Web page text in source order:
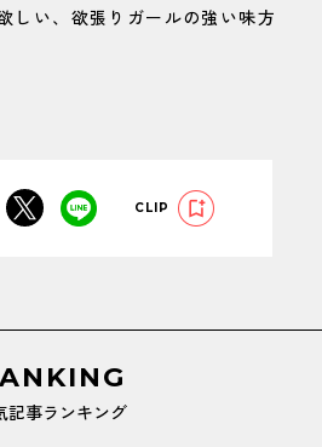
しい、欲張りガールの強い味方
CLIP
記事ランキング